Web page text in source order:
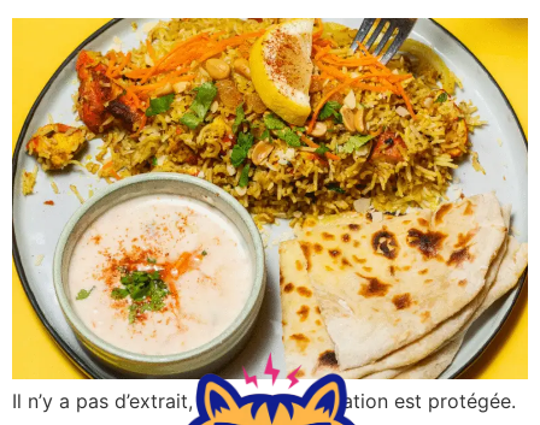
Il n’y a pas d’extrait, car cette publication est protégée.